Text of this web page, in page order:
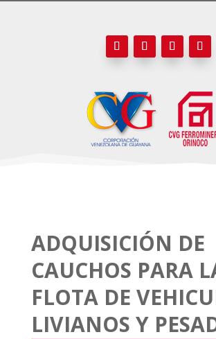
ADQUISICIÓN DE
CAUCHOS PARA
FLOTA DE
LIVIANOS Y